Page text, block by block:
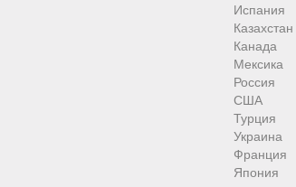
Испания
Казахстан
Канада
Мексика
Россия
США
Турция
Украина
Франция
Япония